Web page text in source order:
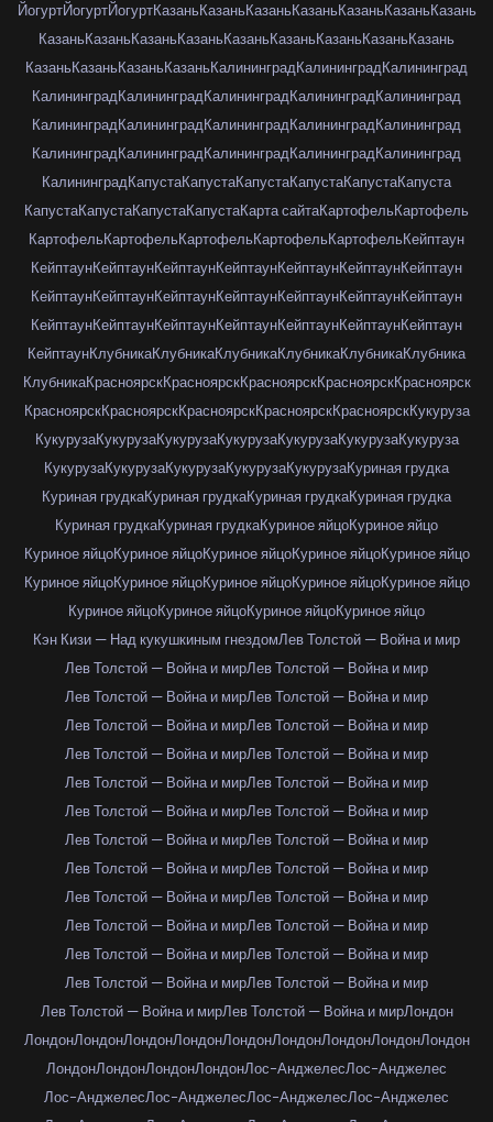
ЙогуртЙогуртЙогуртКазаньКазаньКазаньКазаньКазаньКазаньКазань
КазаньКазаньКазаньКазаньКазаньКазаньКазаньКазаньКазань
КазаньКазаньКазаньКазаньКалининградКалининградКалининград
КалининградКалининградКалининградКалининградКалининград
КалининградКалининградКалининградКалининградКалининград
КалининградКалининградКалининградКалининградКалининград
КалининградКапустаКапустаКапустаКапустаКапустаКапуста
КапустаКапустаКапустаКапустаКарта сайтаКартофельКартофель
КартофельКартофельКартофельКартофельКартофельКейптаун
КейптаунКейптаунКейптаунКейптаунКейптаунКейптаунКейптаун
КейптаунКейптаунКейптаунКейптаунКейптаунКейптаунКейптаун
КейптаунКейптаунКейптаунКейптаунКейптаунКейптаунКейптаун
КейптаунКлубникаКлубникаКлубникаКлубникаКлубникаКлубника
КлубникаКрасноярскКрасноярскКрасноярскКрасноярскКрасноярск
КрасноярскКрасноярскКрасноярскКрасноярскКрасноярскКукуруза
КукурузаКукурузаКукурузаКукурузаКукурузаКукурузаКукуруза
КукурузаКукурузаКукурузаКукурузаКукурузаКуриная грудка
Куриная грудкаКуриная грудкаКуриная грудкаКуриная грудка
Куриная грудкаКуриная грудкаКуриное яйцоКуриное яйцо
Куриное яйцоКуриное яйцоКуриное яйцоКуриное яйцоКуриное яйцо
Куриное яйцоКуриное яйцоКуриное яйцоКуриное яйцоКуриное яйцо
Куриное яйцоКуриное яйцоКуриное яйцоКуриное яйцо
Кэн Кизи — Над кукушкиным гнездомЛев Толстой — Война и мир
Лев Толстой — Война и мирЛев Толстой — Война и мир
Лев Толстой — Война и мирЛев Толстой — Война и мир
Лев Толстой — Война и мирЛев Толстой — Война и мир
Лев Толстой — Война и мирЛев Толстой — Война и мир
Лев Толстой — Война и мирЛев Толстой — Война и мир
Лев Толстой — Война и мирЛев Толстой — Война и мир
Лев Толстой — Война и мирЛев Толстой — Война и мир
Лев Толстой — Война и мирЛев Толстой — Война и мир
Лев Толстой — Война и мирЛев Толстой — Война и мир
Лев Толстой — Война и мирЛев Толстой — Война и мир
Лев Толстой — Война и мирЛев Толстой — Война и мир
Лев Толстой — Война и мирЛев Толстой — Война и мир
Лев Толстой — Война и мирЛев Толстой — Война и мирЛондон
ЛондонЛондонЛондонЛондонЛондонЛондонЛондонЛондонЛондон
ЛондонЛондонЛондонЛондонЛос-АнджелесЛос-Анджелес
Лос-АнджелесЛос-АнджелесЛос-АнджелесЛос-Анджелес